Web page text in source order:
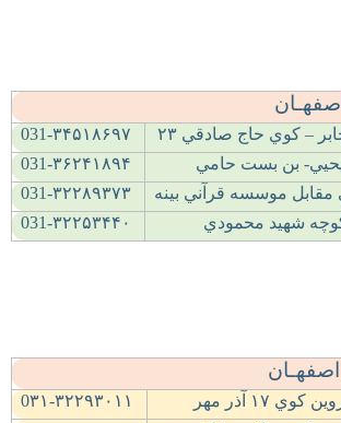
جابر – کوي حاج صادقي ۲۳
031-۳۴۵۱۸۶۹۷
يحيي- بن بست حامي
031-۳۶۲۴۱۸۹۴
مقابل موسسه قرآني بينه
031-۳۲۲۸۹۳۷۳
کوچه شهيد محمودي 031-۳۲۲۵۳۴۴۰
کوي ۱۷ آذر مهر 0۳۱-۳۲۲۹۳۰۱۱